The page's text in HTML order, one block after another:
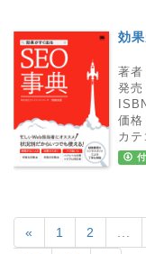
効
著者
発売
価格
カテ
« 1 2